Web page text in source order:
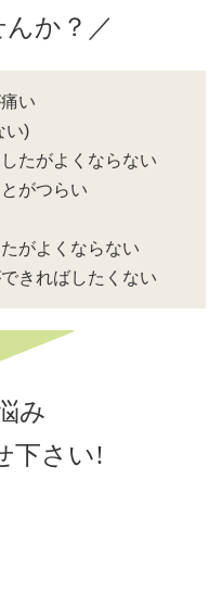
か？／
い
い)
たがよくならない
がつらい
がよくならない
きればしたくない
み
下さい!